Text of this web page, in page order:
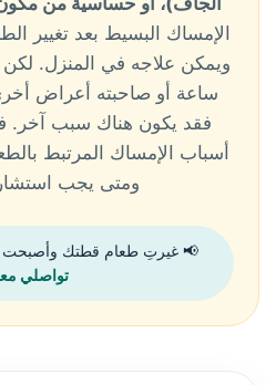
الإمساك البسيط بعد تغيير
ساعة أو صاحبته أعراض
فقد يكون هناك سبب آخر.
أسباب الإمساك المرتبط
ومتى يجب
📢 غيرتِ طعام قطتك وأصبحت
تواصلي